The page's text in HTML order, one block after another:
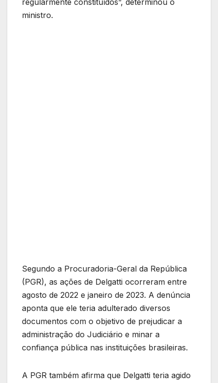
regularmente constituídos”, determinou o
ministro.
Segundo a Procuradoria-Geral da República
(PGR), as ações de Delgatti ocorreram entre
agosto de 2022 e janeiro de 2023. A denúncia
aponta que ele teria adulterado diversos
documentos com o objetivo de prejudicar a
administração do Judiciário e minar a
confiança pública nas instituições brasileiras.
A PGR também afirma que Delgatti teria agido